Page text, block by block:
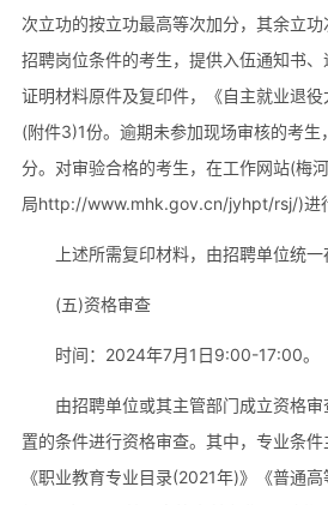
次立功的按立功最高等次加分，其余立
招聘岗位条件的考生，提供入伍通知书
证明材料原件及复印件，《自主就业退役
(附件3)1份。逾期未参加现场审核的考生
分。对审验合格的考生，在工作网站(梅
局http://www.mhk.gov.cn/jyhpt/rsj/)进
上述所需复印材料，由招聘单位统一
(五)资格审查
时间：2024年7月1日9:00-17:00。
由招聘单位或其主管部门成立资格
置的条件进行资格审查。其中，专业条
《职业教育专业目录(2021年)》《普通